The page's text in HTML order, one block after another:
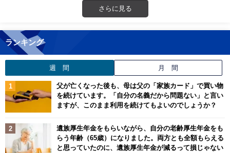
さらに見る
ランキング
週 間 月 間
父が亡くなった後も、母は父の「家族カード」で買い物
を続けています。「自分の名義だから問題ない」と言い
ますが、このまま利用を続けてもよいのでしょうか？
遺族厚生年金をもらいながら、自分の老齢厚生年金をも
らう年齢（65歳）になりました。両方とも全額もらえる
と思っていたのに、遺族厚生年金が減るって損じゃない